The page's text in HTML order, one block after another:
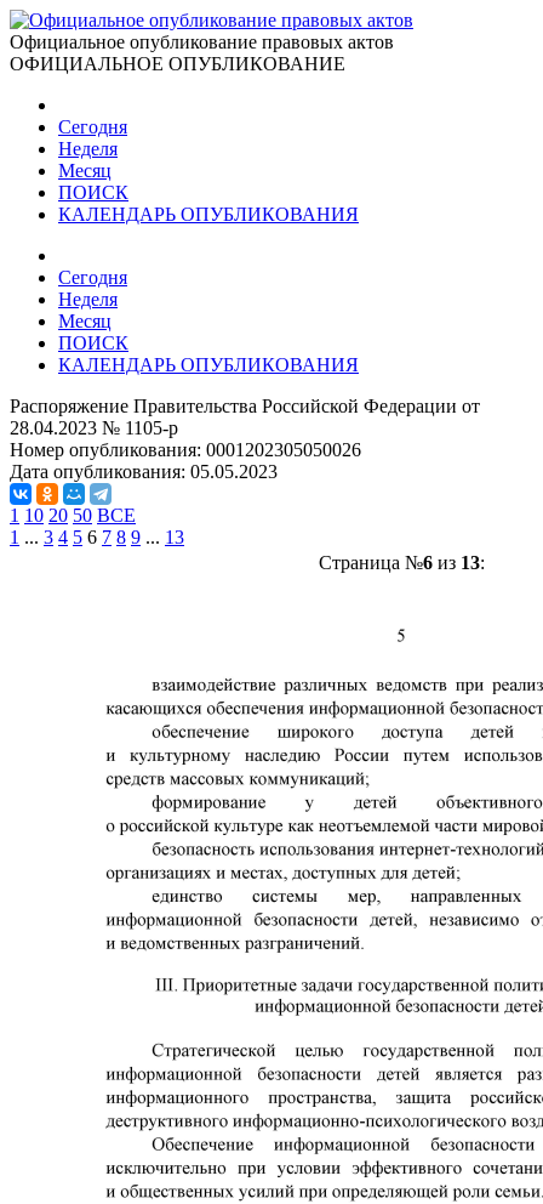
Официальное опубликование правовых актов
ОФИЦИАЛЬНОЕ ОПУБЛИКОВАНИЕ
Сегодня
Неделя
Месяц
ПОИСК
КАЛЕНДАРЬ ОПУБЛИКОВАНИЯ
Сегодня
Неделя
Месяц
ПОИСК
КАЛЕНДАРЬ ОПУБЛИКОВАНИЯ
Распоряжение Правительства Российской Федерации от
28.04.2023 № 1105-р
Номер опубликования: 0001202305050026
Дата опубликования: 05.05.2023
1 10 20 50 ВСЕ
1 ... 3 4 5 6 7 8 9 ... 13
Страница №6из 13: